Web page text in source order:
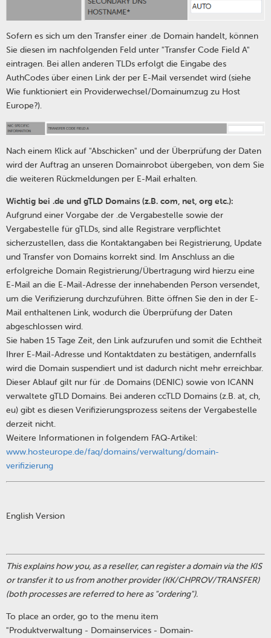
Sofern es sich um den Transfer einer .de Domain handelt, können
Sie diesen im nachfolgenden Feld unter "Transfer Code Field A"
eintragen. Bei allen anderen TLDs erfolgt die Eingabe des
AuthCodes über einen Link der per E-Mail versendet wird (siehe
Wie funktioniert ein Providerwechsel/Domainumzug zu Host
Europe?).
Nach einem Klick auf "Abschicken" und der Überprüfung der Daten
wird der Auftrag an unseren Domainrobot übergeben, von dem Sie
die weiteren Rückmeldungen per E-Mail erhalten.
Wichtig bei .de und gTLD Domains (z.B. com, net, org etc.):
Aufgrund einer Vorgabe der .de Vergabestelle sowie der
Vergabestelle für gTLDs, sind alle Registrare verpflichtet
sicherzustellen, dass die Kontaktangaben bei Registrierung, Update
und Transfer von Domains korrekt sind. Im Anschluss an die
erfolgreiche Domain Registrierung/Übertragung wird hierzu eine
E-Mail an die E-Mail-Adresse der innehabenden Person versendet,
um die Verifizierung durchzuführen. Bitte öffnen Sie den in der E-
Mail enthaltenen Link, wodurch die Überprüfung der Daten
abgeschlossen wird.
Sie haben 15 Tage Zeit, den Link aufzurufen und somit die Echtheit
Ihrer E-Mail-Adresse und Kontaktdaten zu bestätigen, andernfalls
wird die Domain suspendiert und ist dadurch nicht mehr erreichbar.
Dieser Ablauf gilt nur für .de Domains (DENIC) sowie von ICANN
verwaltete gTLD Domains. Bei anderen ccTLD Domains (z.B. at, ch,
eu) gibt es diesen Verifizierungsprozess seitens der Vergabestelle
derzeit nicht.
Weitere Informationen in folgendem FAQ-Artikel:
www.hosteurope.de/faq/domains/verwaltung/domain-
verifizierung
English Version
This explains how you, as a reseller, can register a domain via the KIS
or transfer it to us from another provider (KK/CHPROV/TRANSFER)
(both processes are referred to here as "ordering").
To place an order, go to the menu item
"Produktverwaltung - Domainservices - Domain-